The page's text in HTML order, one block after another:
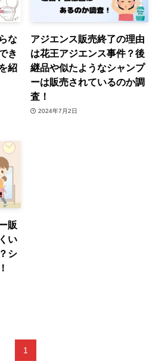
な
き
紹
アジエンス販売終了の理由
は花王アジエンス事件？後
継品や似たようなシャンプ
ーは販売されているのか調
査！
2024年7月2日
販
い
シ
1